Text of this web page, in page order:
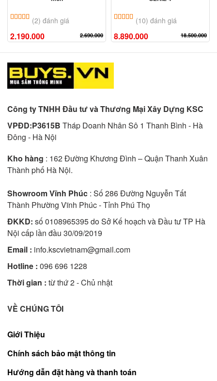
5.00 trên 5 dựa trên
(2) đánh giá
2.190.000 2.690.000
5.00trên 5 dựa trên
10(10) đánh giá
8.890.000 18.500.000
Công ty TNHH Đầu tư và Thương Mại Xây Dựng KSC
VPĐD:P3615B Tháp Doanh Nhân Sô 1 Thanh Bình - Hà
Đông - Hà Nội
Kho hàng : 162 Đường Khương Đình – Quận Thanh Xuân
Thành phố Hà Nội.
Showroom Vĩnh Phúc : Số 286 Đường Nguyễn Tất
Thành Phường Vĩnh Phúc - Tỉnh Phú Thọ
ĐKKD: số 0108965395 do Sở Kế hoạch và Đầu tư TP Hà
Nội cấp lần đầu 30/09/2019
Email : info.kscvietnam@gmail.com
Hotline : 096 696 1228
Thời gian : từ thứ 2 - Chủ nhật
VỀ CHÚNG TÔI
Giới Thiệu
Chính sách bảo mật thông tin
Hướng dẫn đặt hàng và thanh toán